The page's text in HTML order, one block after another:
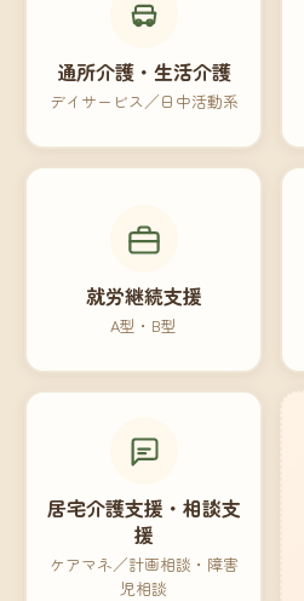
通所介護・生活介護
デイサービス／日中活動系
就労継続支援
A型・B型
居宅介護支援・相談支
援
ケアマネ／計画相談・障害
児相談